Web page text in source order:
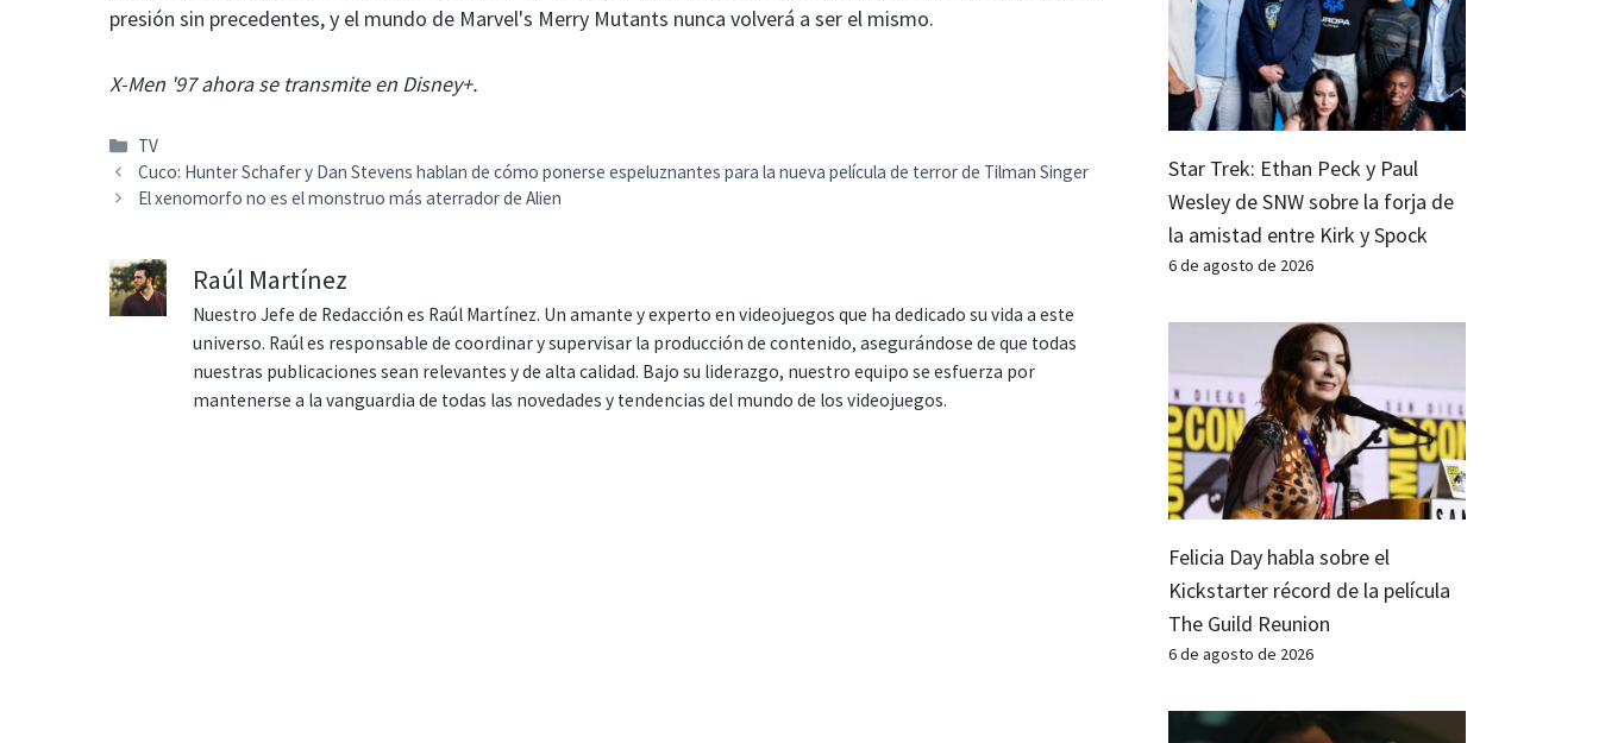
presión sin precedentes, y el mundo de Marvel's Merry Mutants nunca volverá a ser el mismo.
X-Men '97 ahora se transmite en Disney+.
Categorías
TV
Cuco: Hunter Schafer y Dan Stevens hablan de cómo ponerse espeluznantes para la nueva película de terror de Tilman Singer
El xenomorfo no es el monstruo más aterrador de Alien
Raúl Martínez
Nuestro Jefe de Redacción es Raúl Martínez. Un amante y experto en videojuegos que ha dedicado su vida a este
universo. Raúl es responsable de coordinar y supervisar la producción de contenido, asegurándose de que todas
nuestras publicaciones sean relevantes y de alta calidad. Bajo su liderazgo, nuestro equipo se esfuerza por
mantenerse a la vanguardia de todas las novedades y tendencias del mundo de los videojuegos.
Star Trek: Ethan Peck y Paul
Wesley de SNW sobre la forja de
la amistad entre Kirk y Spock
6 de agosto de 2026
Felicia Day habla sobre el
Kickstarter récord de la película
The Guild Reunion
6 de agosto de 2026